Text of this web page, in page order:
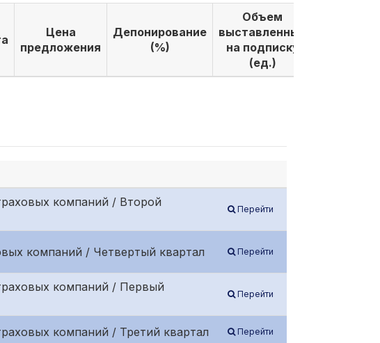
Цена
предложения
Депонирование
(%)
Объем
выставленных
на подписку
(ед.)
компаний / Второй
Перейти
компаний / Четвертый квартал Перейти
компаний / Первый
Перейти
компаний / Третий квартал Перейти